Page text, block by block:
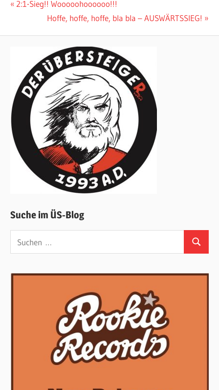
Beitragsnavigation
Vorheriger
2:1-Sieg!! Wooooohoooooo!!!
Nächster
Hoffe, hoffe, hoffe, bla bla – AUSWÄRTSSIEG!
Suche im ÜS-Blog
nach:
Suchen